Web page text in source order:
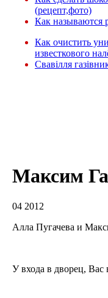
(рецепт,фото)
Как называются
Как очистить
известкового
Свавілля
Максим
04 2012
Алла Пугачева и
У входа в дворец, Вас